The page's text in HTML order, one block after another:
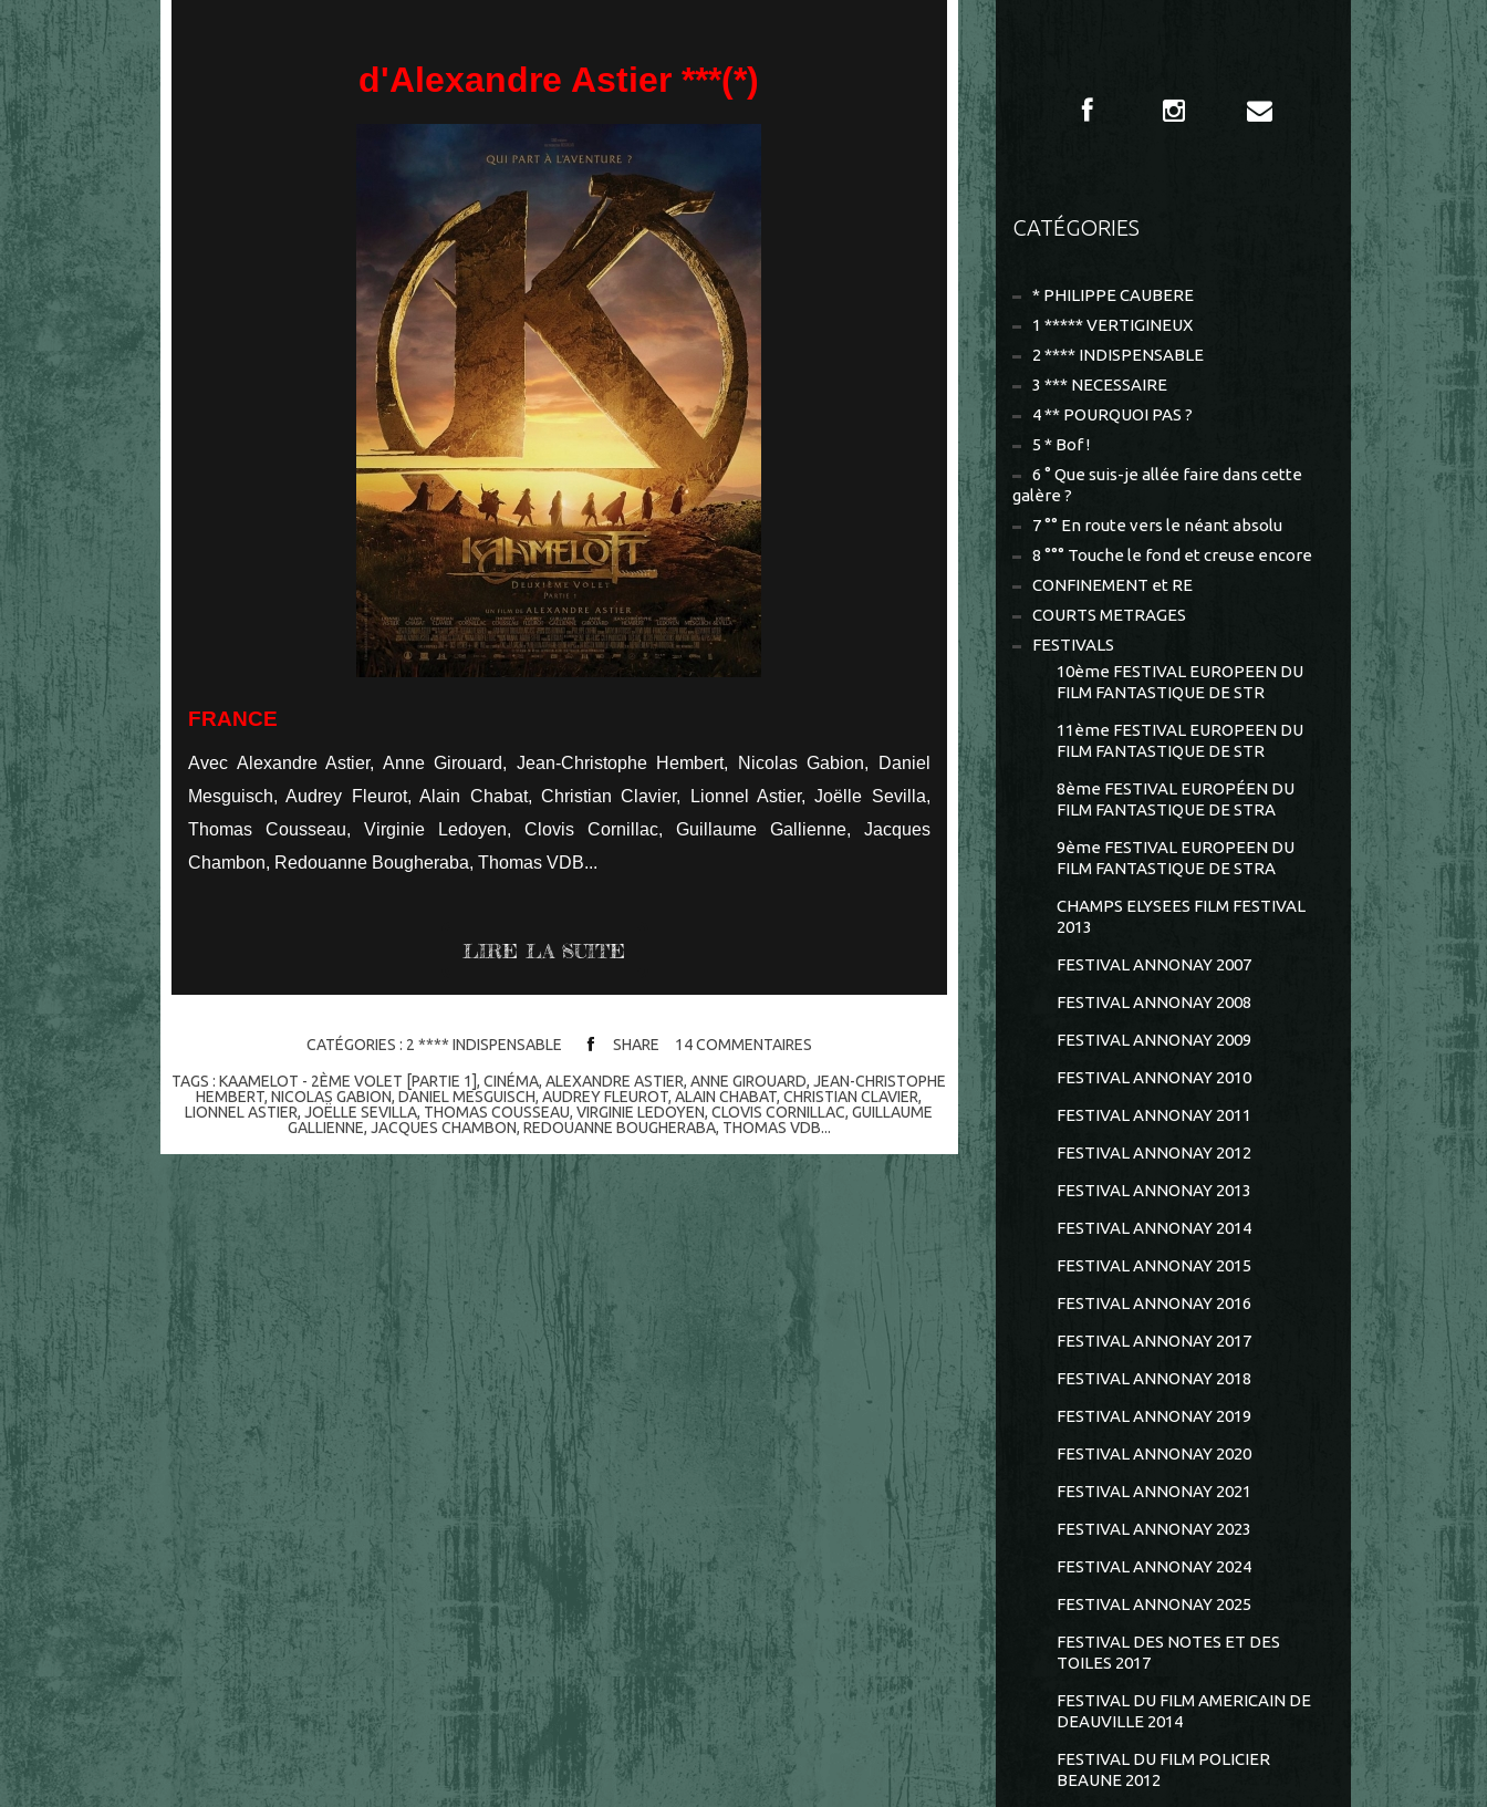
d'Alexandre Astier ***(*)
FRANCE
Avec Alexandre Astier, Anne Girouard, Jean-Christophe Hembert, Nicolas Gabion, Daniel
Mesguisch, Audrey Fleurot, Alain Chabat, Christian Clavier, Lionnel Astier, Joëlle Sevilla,
Thomas Cousseau, Virginie Ledoyen, Clovis Cornillac, Guillaume Gallienne, Jacques
Chambon, Redouanne Bougheraba, Thomas VDB...
LIRE LA SUITE
CATÉGORIES : 2 **** INDISPENSABLE SHARE 14COMMENTAIRES
TAGS :KAAMELOT - 2ÈME VOLET [PARTIE 1],CINÉMA,ALEXANDRE ASTIER,ANNE GIROUARD,JEAN-CHRISTOPHE
HEMBERT,NICOLAS GABION,DANIEL MESGUISCH,AUDREY FLEUROT,ALAIN CHABAT,CHRISTIAN CLAVIER,
LIONNEL ASTIER,JOËLLE SEVILLA, THOMAS COUSSEAU,VIRGINIE LEDOYEN,CLOVIS CORNILLAC,GUILLAUME
GALLIENNE, JACQUES CHAMBON, REDOUANNE BOUGHERABA, THOMAS VDB...
CATÉGORIES
* PHILIPPE CAUBERE
1 ***** VERTIGINEUX
2 **** INDISPENSABLE
3 *** NECESSAIRE
4 ** POURQUOI PAS ?
5 * Bof !
6 ° Que suis-je allée faire dans cette
galère ?
7 °° En route vers le néant absolu
8 °°° Touche le fond et creuse encore
CONFINEMENT et RE
COURTS METRAGES
FESTIVALS
10ème FESTIVAL EUROPEEN DU
FILM FANTASTIQUE DE STR
11ème FESTIVAL EUROPEEN DU
FILM FANTASTIQUE DE STR
8ème FESTIVAL EUROPÉEN DU
FILM FANTASTIQUE DE STRA
9ème FESTIVAL EUROPEEN DU
FILM FANTASTIQUE DE STRA
CHAMPS ELYSEES FILM FESTIVAL
2013
FESTIVAL ANNONAY 2007
FESTIVAL ANNONAY 2008
FESTIVAL ANNONAY 2009
FESTIVAL ANNONAY 2010
FESTIVAL ANNONAY 2011
FESTIVAL ANNONAY 2012
FESTIVAL ANNONAY 2013
FESTIVAL ANNONAY 2014
FESTIVAL ANNONAY 2015
FESTIVAL ANNONAY 2016
FESTIVAL ANNONAY 2017
FESTIVAL ANNONAY 2018
FESTIVAL ANNONAY 2019
FESTIVAL ANNONAY 2020
FESTIVAL ANNONAY 2021
FESTIVAL ANNONAY 2023
FESTIVAL ANNONAY 2024
FESTIVAL ANNONAY 2025
FESTIVAL DES NOTES ET DES
TOILES 2017
FESTIVAL DU FILM AMERICAIN DE
DEAUVILLE 2014
FESTIVAL DU FILM POLICIER
BEAUNE 2012